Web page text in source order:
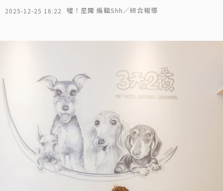
2025-12-25 16:22 噓！星聞 編輯Shh／綜合報導